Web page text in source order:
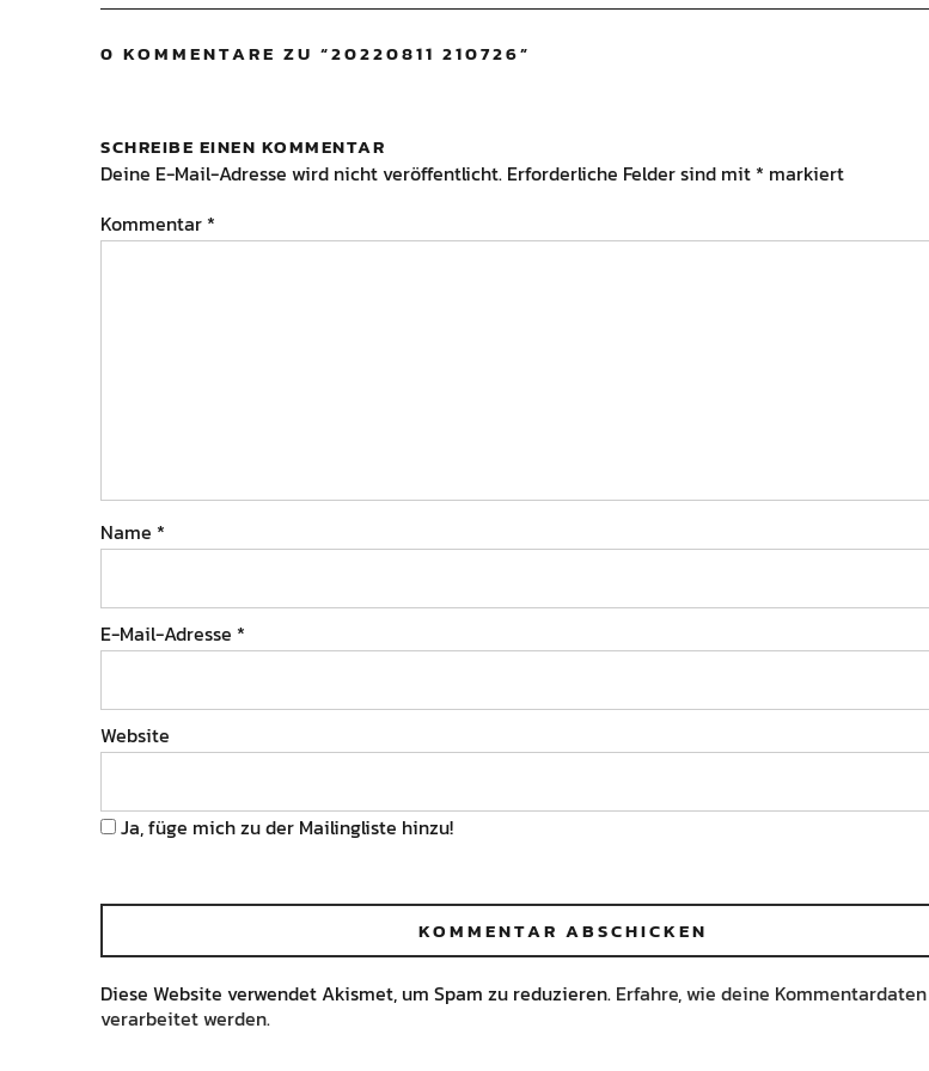
0 KOMMENTARE ZU “20220811 210726”
SCHREIBE EINEN KOMMENTAR
Deine E-Mail-Adresse wird nicht veröffentlicht. Erforderliche Felder sind mit * markiert
Kommentar *
Name *
E-Mail-Adresse *
Website
Ja, füge mich zu der Mailingliste hinzu!
Diese Website verwendet Akismet, um Spam zu reduzieren. Erfahre, wie deine Kommentardaten
verarbeitet werden.